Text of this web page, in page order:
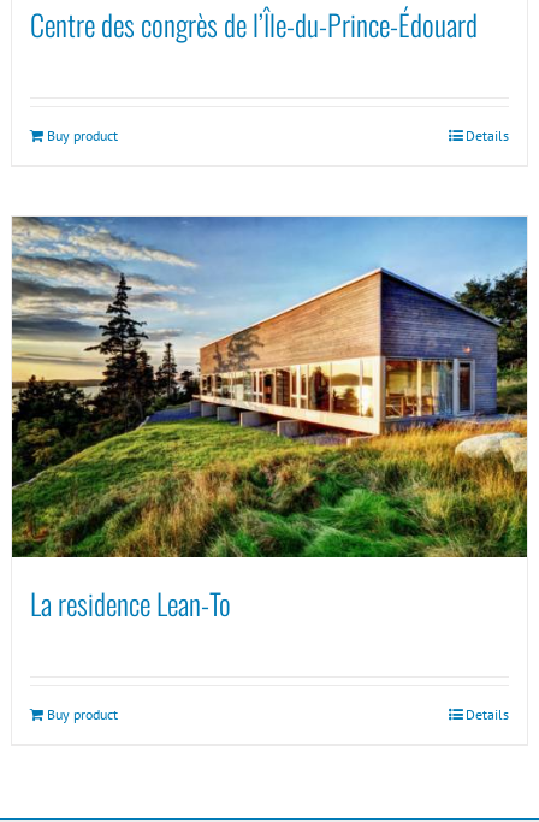
Centre des congrès de l’Île-du-Prince-Édouard
Buy product Details
La residence Lean-To
Buy product Details